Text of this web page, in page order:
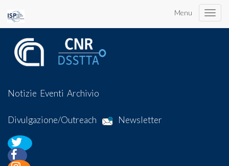
Menu
Toggle
Notizie Eventi Archivio
Divulgazione/Outreach Newsletter